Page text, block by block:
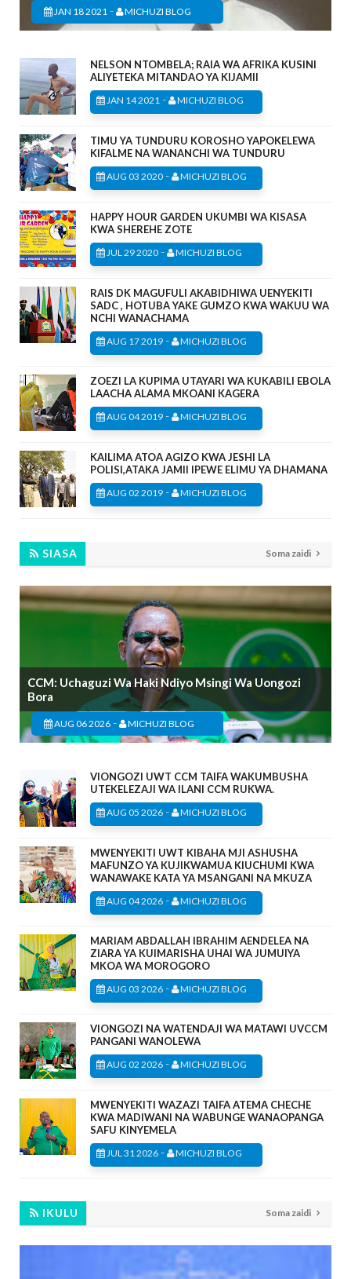
JAN 18 2021 - MICHUZI BLOG
NELSON NTOMBELA; RAIA WA AFRIKA KUSINI
ALIYETEKA MITANDAO YA KIJAMII
JAN 14 2021 - MICHUZI BLOG
TIMU YA TUNDURU KOROSHO YAPOKELEWA
KIFALME NA WANANCHI WA TUNDURU
AUG 03 2020 - MICHUZI BLOG
HAPPY HOUR GARDEN UKUMBI WA KISASA
KWA SHEREHE ZOTE
JUL 29 2020 - MICHUZI BLOG
RAIS DK MAGUFULI AKABIDHIWA UENYEKITI
SADC , HOTUBA YAKE GUMZO KWA WAKUU WA
NCHI WANACHAMA
AUG 17 2019 - MICHUZI BLOG
ZOEZI LA KUPIMA UTAYARI WA KUKABILI EBOLA
LAACHA ALAMA MKOANI KAGERA
AUG 04 2019 - MICHUZI BLOG
KAILIMA ATOA AGIZO KWA JESHI LA
POLISI,ATAKA JAMII IPEWE ELIMU YA DHAMANA
AUG 02 2019 - MICHUZI BLOG
SIASA Soma zaidi
CCM: Uchaguzi Wa Haki Ndiyo Msingi Wa Uongozi
Bora
AUG 06 2026 - MICHUZI BLOG
VIONGOZI UWT CCM TAIFA WAKUMBUSHA
UTEKELEZAJI WA ILANI CCM RUKWA.
AUG 05 2026 - MICHUZI BLOG
MWENYEKITI UWT KIBAHA MJI ASHUSHA
MAFUNZO YA KUJIKWAMUA KIUCHUMI KWA
WANAWAKE KATA YA MSANGANI NA MKUZA
AUG 04 2026 - MICHUZI BLOG
MARIAM ABDALLAH IBRAHIM AENDELEA NA
ZIARA YA KUIMARISHA UHAI WA JUMUIYA
MKOA WA MOROGORO
AUG 03 2026 - MICHUZI BLOG
VIONGOZI NA WATENDAJI WA MATAWI UVCCM
PANGANI WANOLEWA
AUG 02 2026 - MICHUZI BLOG
MWENYEKITI WAZAZI TAIFA ATEMA CHECHE
KWA MADIWANI NA WABUNGE WANAOPANGA
SAFU KINYEMELA
JUL 31 2026 - MICHUZI BLOG
IKULU Soma zaidi